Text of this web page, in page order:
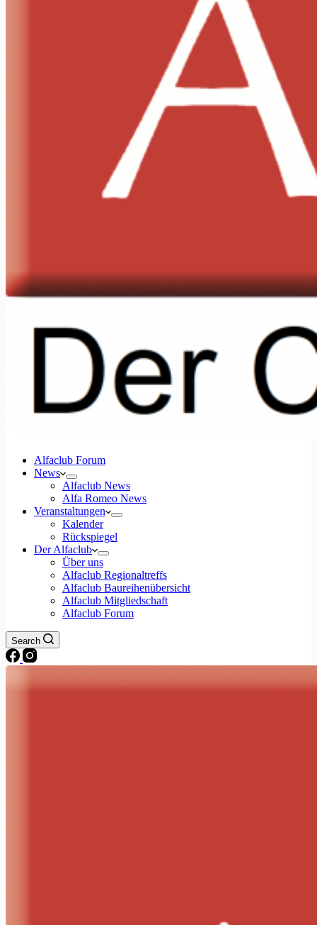
Alfaclub Forum
News
Alfaclub News
Alfa Romeo News
Veranstaltungen
Kalender
Rückspiegel
Der Alfaclub
Über uns
Alfaclub Regionaltreffs
Alfaclub Baureihenübersicht
Alfaclub Mitgliedschaft
Alfaclub Forum
Search